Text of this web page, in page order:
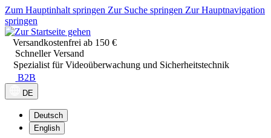
Zum Hauptinhalt springen Zur Suche springen Zur Hauptnavigation
springen
Versandkostenfrei ab 150 €
Schneller Versand
Spezialist für Videoüberwachung und Sicherheitstechnik
B2B
DE
Deutsch
English